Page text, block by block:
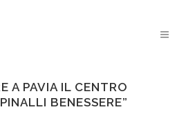
A PAVIA IL CENTRO
BENESSERE”